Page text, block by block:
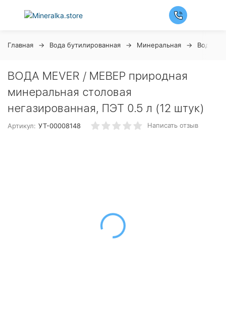
Главная Вода бутилированная Минеральная Вода
ВОДА MEVER / МЕВЕР природная
минеральная столовая
негазированная, ПЭТ 0.5 л (12 штук)
Артикул: УТ-00008148 Написать отзыв